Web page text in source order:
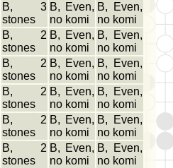
B, 3
stones
B, Even,
no komi
B, Even,
no komi
B, 2
stones
B, Even,
no komi
B, Even,
no komi
B, 2
stones
B, Even,
no komi
B, Even,
no komi
B, 2
stones
B, Even,
no komi
B, Even,
no komi
B, 2
stones
B, Even,
no komi
B, Even,
no komi
B, 2
stones
B, Even,
no komi
B, Even,
no komi